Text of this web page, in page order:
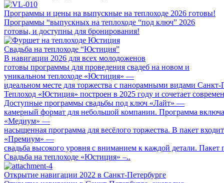
Программы и цены на выпускные на теплоходе 2026 готовы!
Программы “выпускных на теплоходе “под ключ” 2026
готовы, и доступны для бронирования!
Свадьба на теплоходе “Юстиция”
В навигации 2026 для всех молодоженов
готовы программы для проведения свадеб на новом и
уникальном теплоходе «Юстиция» —
идеальном месте для торжества с панорамными видами
Теплоход «Юстиция» построен в 2025 году и сочетает
Доступные программы свадьбы под ключ «Лайт» —
камерный формат для небольшой компании. Программа
«Медиум» —
насыщенная программа для весёлого торжества. В пакет
«Премиум» —
свадьба высокого уровня с вниманием к каждой детали. Пакет
Свадьба на теплоходе «Юстиция» –..
Открытие навигации 2022 в Санкт-Петербурге